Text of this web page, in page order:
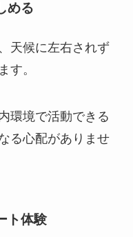
める
天候に左右されず
す。
環境で活動できる
る心配がありませ
ト体験